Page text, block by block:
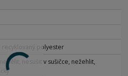
recyklovaný polyester
nesušit v sušičce, nežehlit,